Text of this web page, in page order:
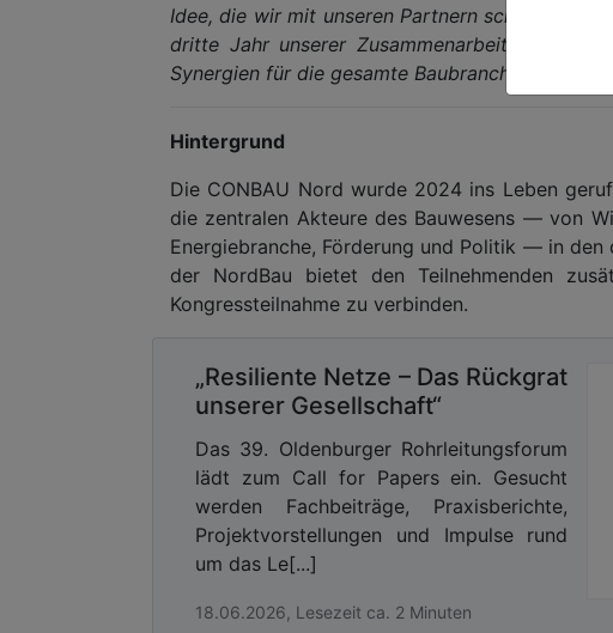
Idee, die wir mit unseren Partnern schnell
dritte Jahr unserer Zusammenarbeit: mit
Synergien für die gesamte Baubranche.“
Hintergrund
Die CONBAU Nord wurde 2024 ins Leben
die zentralen Akteure des Bauwesens — von
Energiebranche, Förderung und Politik — in
der NordBau bietet den Teilnehmenden
Kongressteilnahme zu verbinden.
„Resiliente Netze – Das Rückgrat
unserer Gesellschaft“
Das 39. Oldenburger Rohrleitungsforum
lädt zum Call for Papers ein. Gesucht
werden Fachbeiträge, Praxisberichte,
Projektvorstellungen und Impulse rund
um das Le[...]
18.06.2026, Lesezeit ca. 2 Minuten